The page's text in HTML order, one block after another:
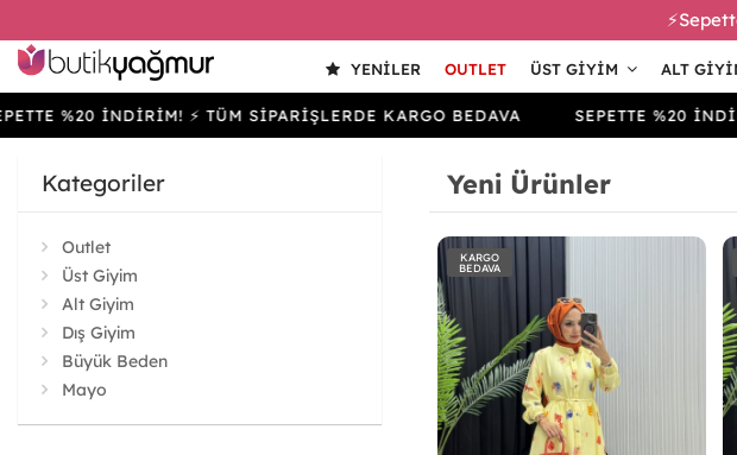
YENILER OUTLET ÜST GIYIM ALT
İNDİRİM! ⚡ TÜM SİPARİŞLERDE KARGO BEDAVA SEPETTE %20 İNDİRİM! ⚡
Kategoriler
Outlet
Üst Giyim
Alt Giyim
Dış Giyim
Büyük Beden
Mayo
Yeni Ürünler
KARGO
BEDAVA